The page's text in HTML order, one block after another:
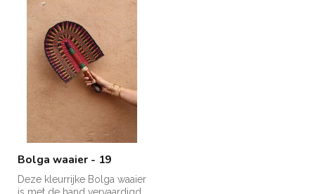
Bolga waaier - 19
Deze kleurrijke Bolga waaier
is met de hand vervaardigd